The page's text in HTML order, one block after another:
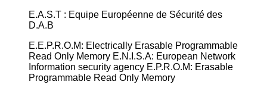
E.A.S.T : Equipe Européenne de Sécurité des
D.A.B
E.E.P.R.O.M: Electrically Erasable Programmable
Read Only Memory E.N.I.S.A: European Network
Information security agency E.P.R.O.M: Erasable
Programmable Read Only Memory